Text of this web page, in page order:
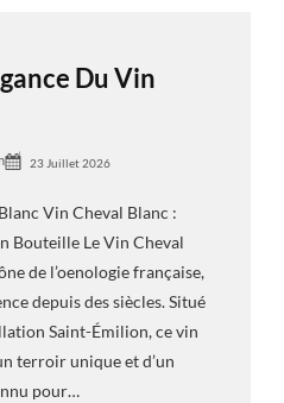
Du Vin
23 Juillet 2026
Vin Cheval Blanc :
Bouteille Le Vin Cheval
de l’oenologie française,
depuis des siècles. Situé
Saint-Émilion, ce vin
terroir unique et d’un
pour…